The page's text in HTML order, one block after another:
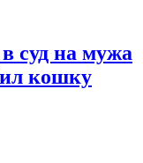
суд на мужа
кошку